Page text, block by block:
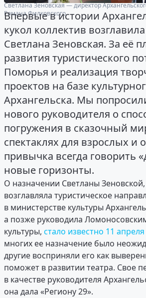
Светлана Зеновская — директор
Романа Филковского.
Впервые в истории
кукол коллектив
Светлана Зеновская. За её
развития туристического
Поморья и реализация
проектов на базе
Архангельска. Мы
нового руководителя о
погружения в сказочный
спектаклях для взрослых и
привычка всегда говорить
новые горизонты.
О назначении Светланы Зеновской,
возглавляла туристическое
в министерстве культуры
а позже руководила
культуры, стало известно 11
многих ее назначение было
другие восприняли его как
поможет в развитии театра. Свое
в качестве руководителя
она дала «Региону 29».